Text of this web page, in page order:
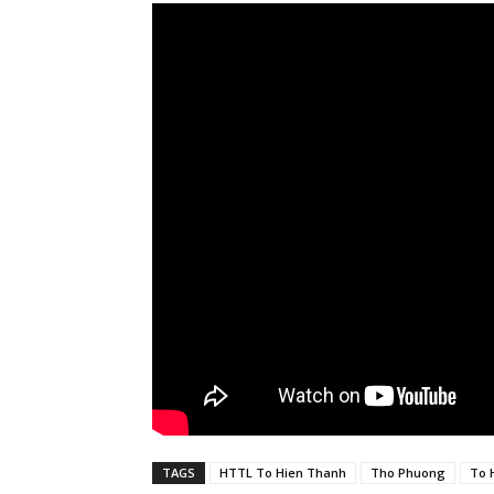
TAGS HTTL To Hien Thanh Tho Phuong To